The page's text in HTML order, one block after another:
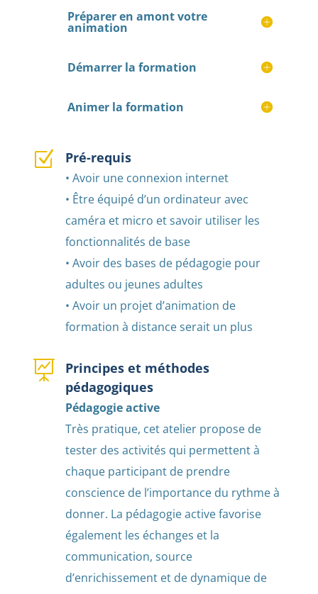
Préparer en amont votre
animation
Démarrer la formation
Animer la formation
Z Pré-requis
• Avoir une connexion internet
• Être équipé d’un ordinateur avec
caméra et micro et savoir utiliser les
fonctionnalités de base
• Avoir des bases de pédagogie pour
adultes ou jeunes adultes
• Avoir un projet d’animation de
formation à distance serait un plus

Principes et méthodes
pédagogiques
Pédagogie active
Très pratique, cet atelier propose de
tester des activités qui permettent à
chaque participant de prendre
conscience de l’importance du rythme à
donner. La pédagogie active favorise
également les échanges et la
communication, source
d’enrichissement et de dynamique de